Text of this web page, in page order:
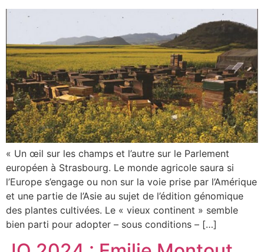
« Un œil sur les champs et l’autre sur le Parlement
européen à Strasbourg. Le monde agricole saura si
l’Europe s’engage ou non sur la voie prise par l’Amérique
et une partie de l’Asie au sujet de l’édition génomique
des plantes cultivées. Le « vieux continent » semble
bien parti pour adopter – sous conditions – […]